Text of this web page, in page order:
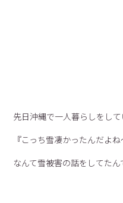
先日沖縄で一人暮らしをし
『こっち雪凄かったんだよね
なんて雪被害の話をしてたん